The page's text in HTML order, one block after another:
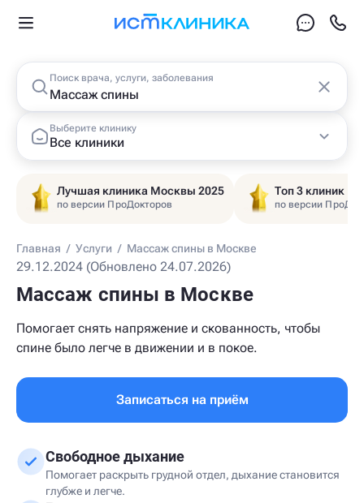
Поиск врача, услуги, заболевания
Выберите клинику
Все клиники
Лучшая клиника Москвы 2025
по версии ПроДокторов
Топ 3 клиник
по версии
Главная / Услуги / Массаж спины в Москве
29.12.2024 (Обновлено 24.07.2026)
Массаж спины в Москве
Помогает снять напряжение и скованность, чтобы
спине было легче в движении и в покое.
Записаться на приём
Свободное дыхание
Помогает раскрыть грудной отдел, дыхание становится
глубже и легче.